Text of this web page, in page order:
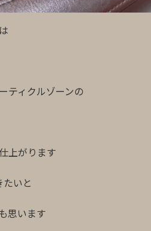
ティクルゾーンの
上がります
たいと
思います